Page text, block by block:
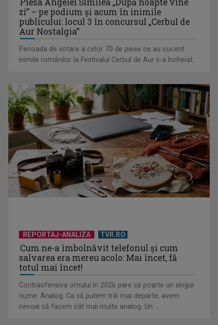
De ce și cum folosim transportul în comun: călătoria cu
autobuzul, un mod de ...
Libertate și austeritate: Cine e Stăpânul Inelelor ?
Piesa Angelei Similea „După noapte vine
zi” – pe podium şi acum în inimile
publicului: locul 3 în concursul „Cerbul de
Aur Nostalgia”
Perioada de votare a celor 70 de piese ce au cucerit
REPORTAJ-ANALIZA TVR.RO
Cum ne-a îmbolnăvit telefonul și cum
salvarea era mereu acolo: Mai încet, fă
totul mai încet!
Contraofensiva omului în 2026 pare să poarte un singur
nume: Analog. Ca să putem trăi mai departe, avem